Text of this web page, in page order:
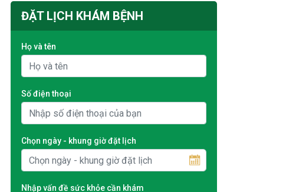
ĐẶT LỊCH KHÁM BỆNH
Họ và tên
Số điện thoại
Chọn ngày - khung giờ đặt lịch
Nhập vấn đề sức khỏe cần khám